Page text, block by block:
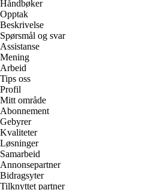
Håndbøker
Opptak
Beskrivelse
Spørsmål og svar
Assistanse
Mening
Arbeid
Tips oss
Profil
Mitt område
Abonnement
Gebyrer
Kvaliteter
Løsninger
Samarbeid
Annonsepartner
Bidragsyter
Tilknyttet partner